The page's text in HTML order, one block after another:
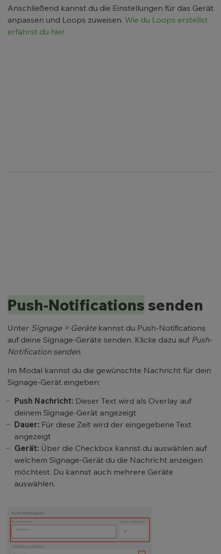
Anschließend kannst du die Einstellungen für das Gerät
anpassen und Loops zuweisen. Wie du Loops erstellst
erfährst du hier.
Push-Notifications senden
Unter Signage > Gerätekannst du Push-Notifications
auf deine Signage-Geräte senden. Klicke dazu auf Push-
Notification senden.
Im Modal kannst du die gewünschte Nachricht für dein
Signage-Gerät eingeben:
Push Nachricht: Dieser Text wird als Overlay auf
deinem Signage-Gerät angezeigt
Dauer: Für diese Zeit wird der eingegebene Text
angezeigt
Gerät: Über die Checkbox kannst du auswählen auf
welchem Signage-Gerät du die Nachricht anzeigen
möchtest. Du kannst auch mehrere Geräte
auswählen.